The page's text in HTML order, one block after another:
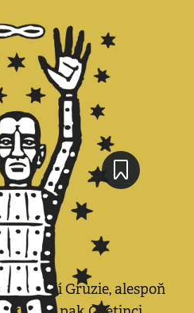
končí Gruzie, alespoň